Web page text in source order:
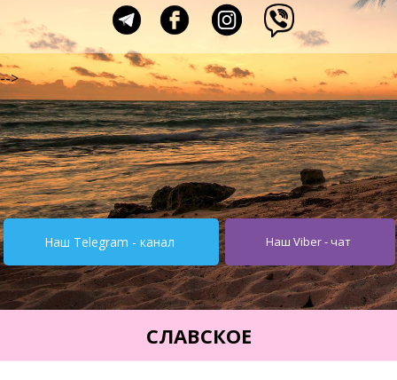
Выезд агента
Прокат чемоданов
Такси в аэропорт
Travel-sim
Страны
Турция от $195
Кипр от $251
Египет от $252
Италия от $355
-->
Наш Telegram - канал Наш Viber - чат
СЛАВСКОЕ